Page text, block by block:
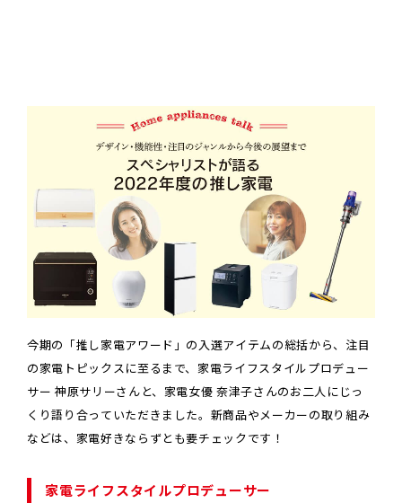
今期の「推し家電アワード」の入選アイテムの総括から、注目
の家電トピックスに至るまで、家電ライフスタイルプロデュー
サー 神原サリーさんと、家電女優 奈津子さんのお二人にじっ
くり語り合っていただきました。新商品やメーカーの取り組み
などは、家電好きならずとも要チェックです！
家電ライフスタイルプロデューサー